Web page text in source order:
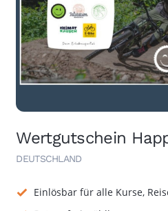
Wertgutschein
DEUTSCHLAND
Einlösbar für alle Kurse,